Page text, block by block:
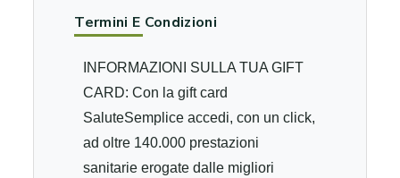
Termini E Condizioni
INFORMAZIONI SULLA TUA GIFT
CARD: Con la gift card
SaluteSemplice accedi, con un click,
ad oltre 140.000 prestazioni
sanitarie erogate dalle migliori